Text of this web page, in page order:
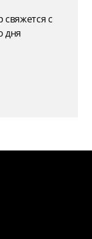
с
дня